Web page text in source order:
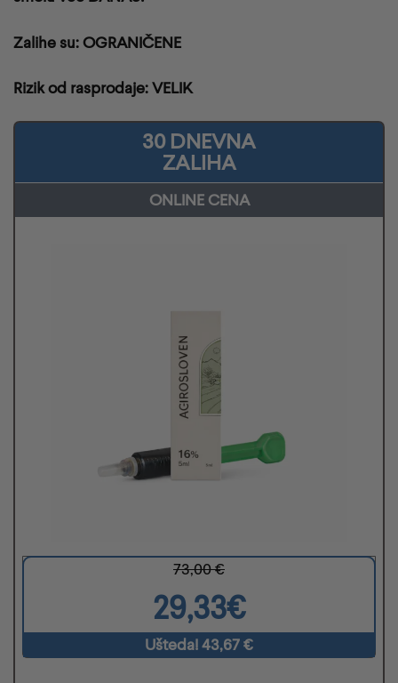
Zalihe su: OGRANIČENE
Rizik od rasprodaje: VELIK
30 DNEVNA
ZALIHA
ONLINE CENA
73,00 €
29,33€
Ušteda! 43,67 €